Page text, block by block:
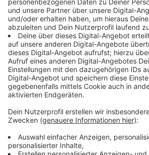
Hygiene und den Abstandsregeln.
eingehalten werden, darf ab heute die
Mönchengladbach wieder öffnen. Nur
Speisen und eben mit einem
Ausgenommen sind Bars, Clubs,
Bordelle. Ferienwohnungen,
Campingplätze dürfen hingegen
Außerdem können Freizeitparks,
Touristinformationen, Fahrrad- und
wieder auf machen. Fitnessstudios,
Kursräume von Sportvereinen
Konzerte und öffentliche
Himmel sind auch wieder erlaubt. Das